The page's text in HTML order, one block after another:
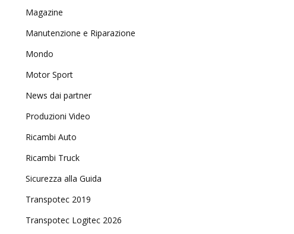
Magazine
Manutenzione e Riparazione
Mondo
Motor Sport
News dai partner
Produzioni Video
Ricambi Auto
Ricambi Truck
Sicurezza alla Guida
Transpotec 2019
Transpotec Logitec 2026